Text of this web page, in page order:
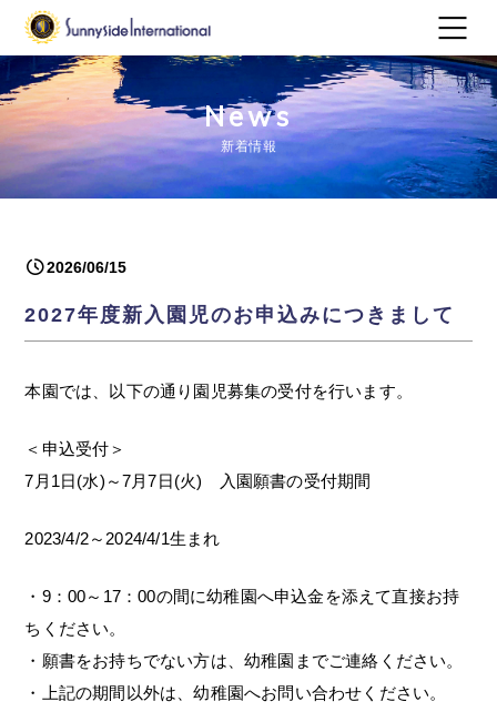
News
新着情報
2026/06/15
2027年度新入園児のお申込みにつきまして
本園では、以下の通り園児募集の受付を行います。
＜申込受付＞
7月1日(水)～7月7日(火) 入園願書の受付期間
2023/4/2～2024/4/1生まれ
・9：00～17：00の間に幼稚園へ申込金を添えて直接お持
ちください。
・願書をお持ちでない方は、幼稚園までご連絡ください。
・上記の期間以外は、幼稚園へお問い合わせください。